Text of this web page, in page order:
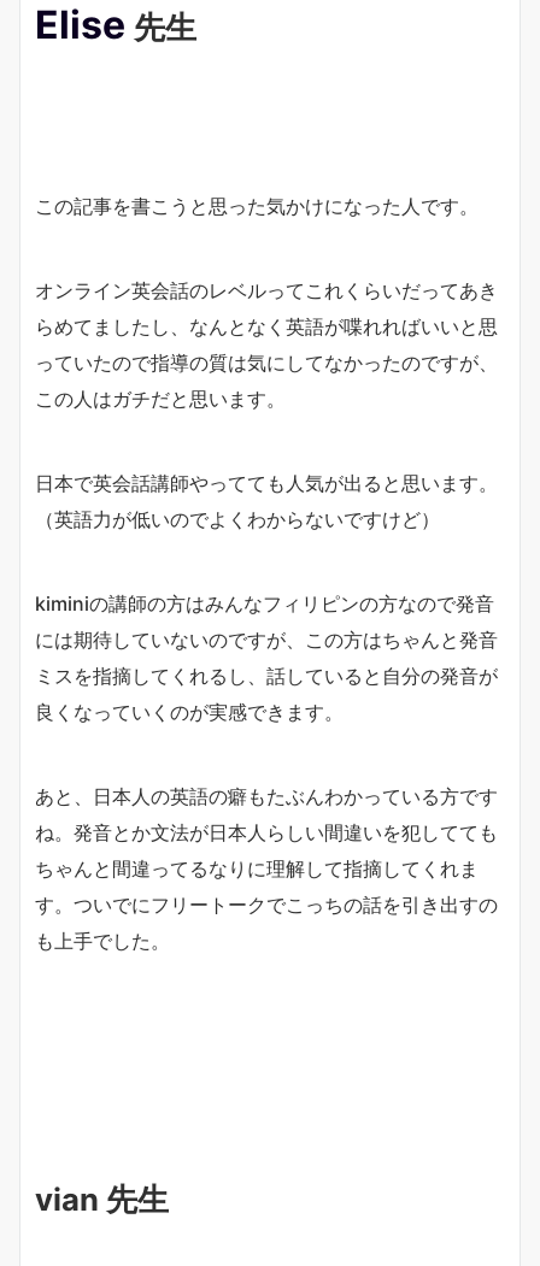
Elise 先生
この記事を書こうと思った気かけになった人です。
オンライン英会話のレベルってこれくらいだってあき
らめてましたし、なんとなく英語が喋れればいいと思
っていたので指導の質は気にしてなかったのですが、
この人はガチだと思います。
日本で英会話講師やってても人気が出ると思います。
（英語力が低いのでよくわからないですけど）
kiminiの講師の方はみんなフィリピンの方なので発音
には期待していないのですが、この方はちゃんと発音
ミスを指摘してくれるし、話していると自分の発音が
良くなっていくのが実感できます。
あと、日本人の英語の癖もたぶんわかっている方です
ね。発音とか文法が日本人らしい間違いを犯してても
ちゃんと間違ってるなりに理解して指摘してくれま
す。ついでにフリートークでこっちの話を引き出すの
も上手でした。
vian 先生